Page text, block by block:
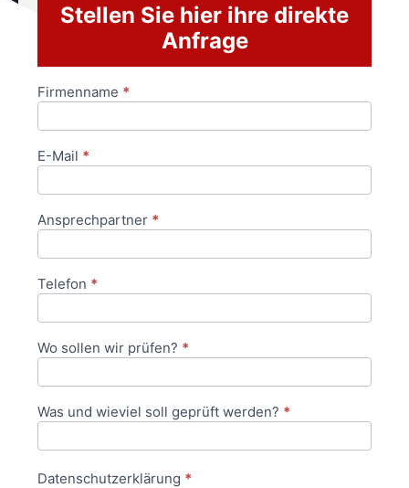
Stellen Sie hier ihre direkte
Anfrage
Anfrageformular
Firmenname *
E-Mail *
Ansprechpartner *
Telefon *
Wo sollen wir prüfen? *
Was und wieviel soll geprüft werden? *
Datenschutzerklärung *